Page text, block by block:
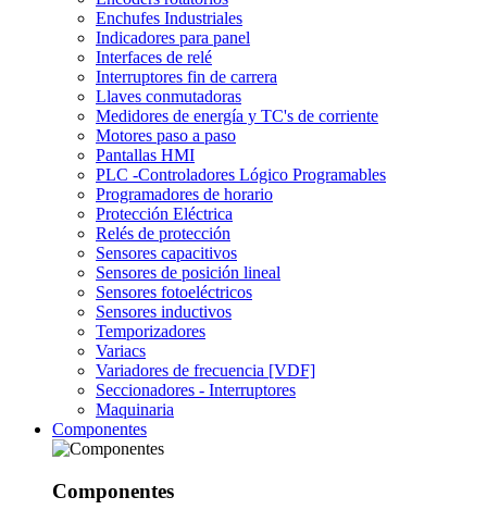
Enchufes Industriales
Indicadores para panel
Interfaces de relé
Interruptores fin de carrera
Llaves conmutadoras
Medidores de energía y TC's de corriente
Motores paso a paso
Pantallas HMI
PLC -Controladores Lógico Programables
Programadores de horario
Protección Eléctrica
Relés de protección
Sensores capacitivos
Sensores de posición lineal
Sensores fotoeléctricos
Sensores inductivos
Temporizadores
Variacs
Variadores de frecuencia [VDF]
Seccionadores - Interruptores
Maquinaria
Componentes
Componentes